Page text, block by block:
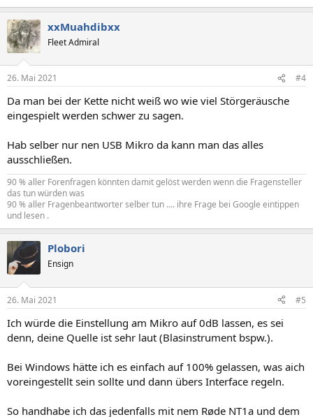
xxMuahdibxx
Fleet Admiral
26. Mai 2021 #4
Da man bei der Kette nicht weiß wo wie viel Störgeräusche
eingespielt werden schwer zu sagen.
Hab selber nur nen USB Mikro da kann man das alles
ausschließen.
90 % aller Forenfragen könnten damit gelöst werden wenn die Fragensteller
das tun würden was
90 % aller Fragenbeantworter selber tun .... ihre Frage bei Google eintippen
und lesen .
Plobori
Ensign
26. Mai 2021 #5
Ich würde die Einstellung am Mikro auf 0dB lassen, es sei
denn, deine Quelle ist sehr laut (Blasinstrument bspw.).
Bei Windows hätte ich es einfach auf 100% gelassen, was aich
voreingestellt sein sollte und dann übers Interface regeln.
So handhabe ich das jedenfalls mit nem Røde NT1a und dem